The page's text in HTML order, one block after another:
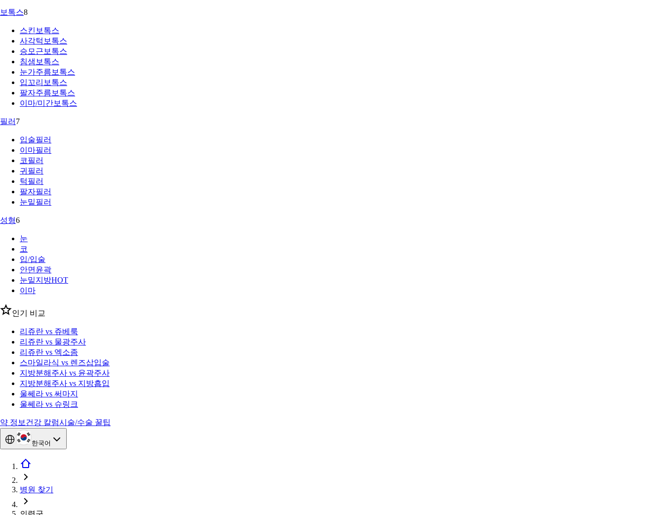
보톡스8
스킨보톡스
사각턱보톡스
승모근보톡스
침샘보톡스
눈가주름보톡스
입꼬리보톡스
팔자주름보톡스
이마/미간보톡스
필러 7
입술필러
이마필러
코필러
귀필러
턱필러
팔자필러
눈밑필러
성형6
눈
코
입/입술
안면윤곽
눈밑지방HOT
이마
인기 비교
리쥬란 vs 쥬베룩
리쥬란 vs 물광주사
리쥬란 vs 엑소좀
스마일라식 vs 렌즈삽입술
지방분해주사 vs 윤곽주사
지방분해주사 vs 지방흡입
울쎄라 vs 써마지
울쎄라 vs 슈링크
약 정보 건강 칼럼시술/수술 꿀팁
한국어
병원 찾기